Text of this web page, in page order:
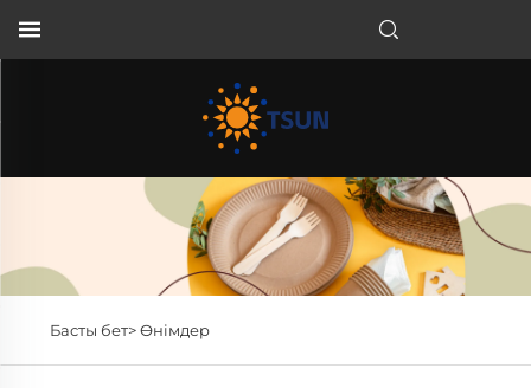
Басты бет>Өнімдер